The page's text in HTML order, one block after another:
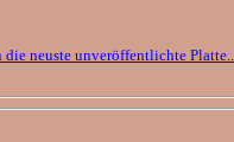
neuste unveröffentlichte Platte...